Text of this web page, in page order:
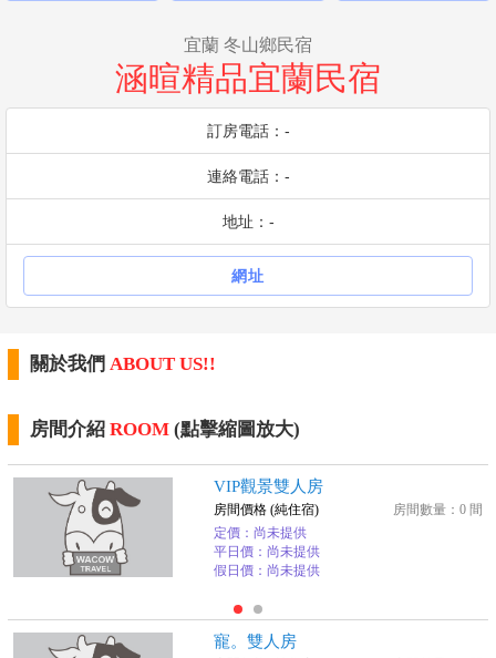
宜蘭 冬山鄉民宿
涵暄精品宜蘭民宿
訂房電話：-
連絡電話：-
地址：-
網址
關於我們 ABOUT US!!
房間介紹 ROOM (點擊縮圖放大)
VIP觀景雙人房
房間數量：0 間
房間價格 (純住宿)
定價：尚未提供
平日價：尚未提供
假日價：尚未提供
寵。雙人房